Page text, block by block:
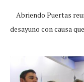
Abriendo Puertas
desayuno con causa